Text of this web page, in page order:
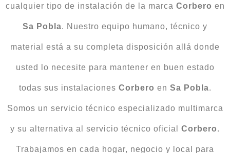
cualquier tipo de instalación de la marca Corbero en
Sa Pobla. Nuestro equipo humano, técnico y
material está a su completa disposición allá donde
usted lo necesite para mantener en buen estado
todas sus instalaciones Corbero en Sa Pobla.
Somos un servicio técnico especializado multimarca
y su alternativa al servicio técnico oficial Corbero.
Trabajamos en cada hogar, negocio y local para